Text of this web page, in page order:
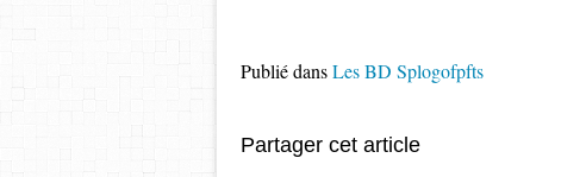
Publié dansLes BD Splogofpfts
Partager cet article